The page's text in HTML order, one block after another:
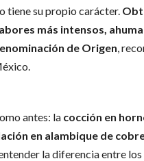
tiene su propio carácter.
más intensos,
de Origen,
antes: la cocción en
en alambique de
la diferencia entre los